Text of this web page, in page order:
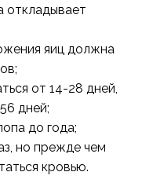
откладывает
яиц должна
от 14-28 дней,
дней;
до года;
но прежде чем
кровью.